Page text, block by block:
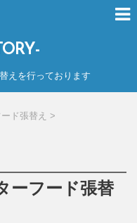
えを行っております
ド張替え >
ーフード張替